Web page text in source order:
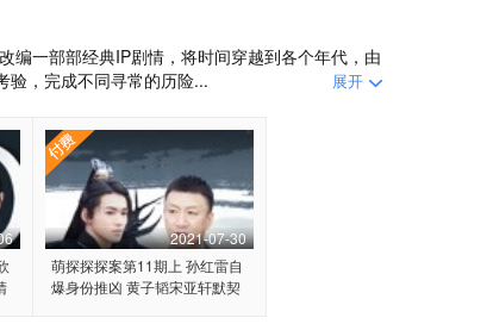
一部部经典IP剧情，将时间穿越到各个年代，由
验，完成不同寻常的历险...
展开
2021-07-30
萌探探探案第11期上 孙红雷自
爆身份推凶 黄子韬宋亚轩默契